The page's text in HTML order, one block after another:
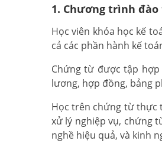
1. Chương trình
Học viên khóa học kế
cả các phần hành kế
Chứng từ được tập
lương, hợp đồng, bảng
Học trên chứng từ thực
xử lý nghiệp vụ, chứng
nghề hiệu quả, và kinh